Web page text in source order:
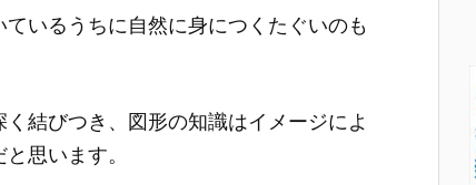
いるうちに自然に身につくたぐいのも
結びつき、図形の知識はイメージによ
思います。